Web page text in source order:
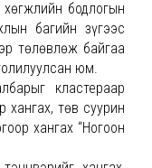
бодлогын
багийн зүгээс
төлөвлөж байгаа
юм.
кластераар
хангах, төв суурин
хангах “Ногоон